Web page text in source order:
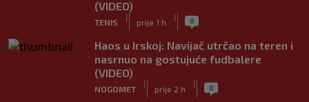
(VIDEO)
TENIS
|
prije 1 h
| 0
Haos u Irskoj: Navijač utrčao na teren i
nasrnuo na gostujuće fudbalere
(VIDEO)
NOGOMET
|
prije 2 h
| 0